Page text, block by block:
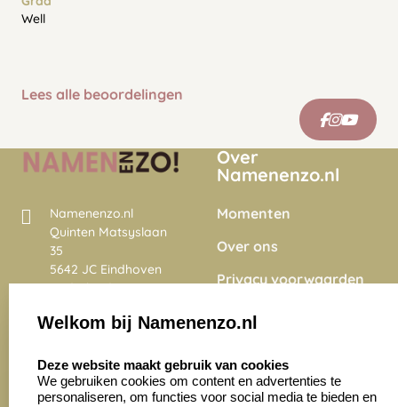
Well
Lees alle beoordelingen
Namenenzo.nl
Quinten Matsyslaan
35
5642 JC Eindhoven
Nederland
4028 beoordelingen
Over
Namenenzo.nl
Momenten
Over ons
Privacy voorwaarden
Onze vacatures
Welkom bij Namenenzo.nl
Deze website maakt gebruik van cookies
We gebruiken cookies om content en advertenties te
personaliseren, om functies voor social media te bieden en